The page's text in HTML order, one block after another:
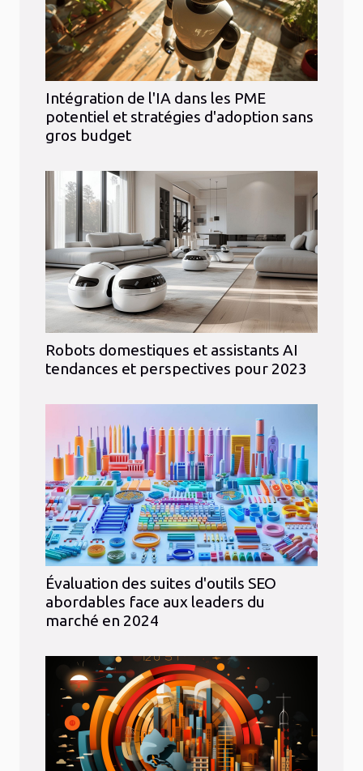
Intégration de l'IA dans les PME
potentiel et stratégies d'adoption sans
gros budget
Robots domestiques et assistants AI
tendances et perspectives pour 2023
Évaluation des suites d'outils SEO
abordables face aux leaders du
marché en 2024